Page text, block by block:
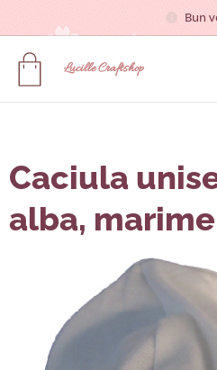
Bun
LucilleCraftshop
Caciula
alba,